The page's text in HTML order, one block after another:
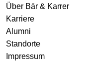
Über Bär & Karrer
Karriere
Alumni
Standorte
Impressum